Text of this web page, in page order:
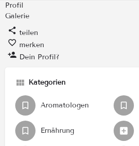
Profil
Galerie
teilen
merken
Dein Profil?
Kategorien
Aromatologen
Ernährung